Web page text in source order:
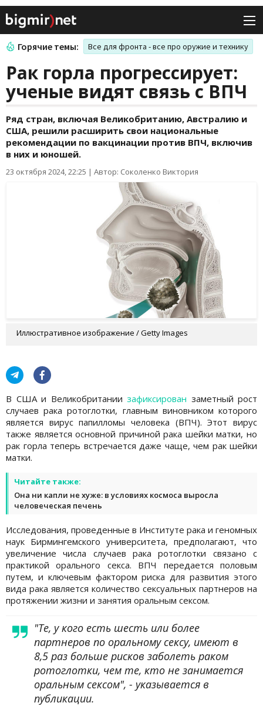
Горячие темы: Все для фронта - все про оружие и технику
Рак горла прогрессирует:
ученые видят связь с ВПЧ
Ряд стран, включая Великобританию, Австралию и
США, решили расширить свои национальные
рекомендации по вакцинации против ВПЧ, включив
в них и юношей.
23 октября 2024, 22:25 | Автор: Соколенко Виктория
Иллюстративное изображение / Getty Images
В США и Великобритании зафиксирован заметный рост
случаев рака ротоглотки, главным виновником которого
является вирус папилломы человека (ВПЧ). Этот вирус
также является основной причиной рака шейки матки, но
рак горла теперь встречается даже чаще, чем рак шейки
матки.
Читайте также:
Она ни капли не хуже: в условиях космоса выросла
человеческая печень
Исследования, проведенные в Институте рака и геномных
наук Бирмингемского университета, предполагают, что
увеличение числа случаев рака ротоглотки связано с
практикой орального секса. ВПЧ передается половым
путем, и ключевым фактором риска для развития этого
вида рака является количество сексуальных партнеров на
протяжении жизни и занятия оральным сексом.
"Те, у кого есть шесть или более
партнеров по оральному сексу, имеют в
8,5 раз больше рисков заболеть раком
ротоглотки, чем те, кто не занимается
оральным сексом", - указывается в
публикации.